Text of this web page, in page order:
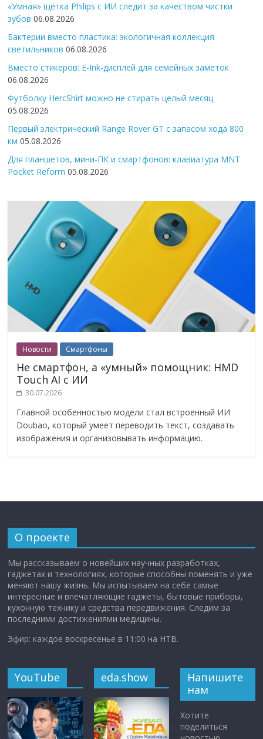
«Умная» щётка Philips с ИИ следит за качеством чистки
зубов 06.08.2026
Бактерии вместо пластика: экологичная коллекция
светильников 06.08.2026
Вместо стикеров: E-Ink-дисплей для семейных заметок
06.08.2026
Футболку HercShirt можно не стирать целый месяц
05.08.2026
Первый электрический Range Rover GT с запасом хода 800
км 05.08.2026
Для планшетов, мини-ПК и смартфонов: клавиатура MNT
Pocket Reform 05.08.2026
Новости Смартфоны
Не смартфон, а «умный» помощник: HMD
Touch AI с ИИ
30.07.2026
Главной особенностью модели стал встроенный ИИ
Doubao, который умеет переводить текст, создавать
изображения и организовывать информацию.
О проекте
Мы рассказываем о новейших научных разработках,
гаджетах и технологиях, которые способны поменять и уже
меняют нашу жизнь. Мы испытываем на себе самые
интересные и впечатляющие гаджеты, бытовые приборы,
кухонную технику и средства передвижения. Следим за
последними достижениями медицины.
Эфир: каждое воскресенье в 11:00 на НТВ.
YouTube eda.show
Напишите
нам
Хотите
поделиться